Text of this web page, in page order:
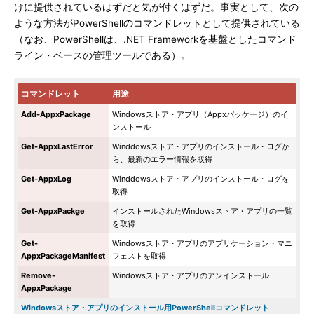
けに提供されているはずだと気が付くはずだ。事実として、次の
ような方法がPowerShellのコマンドレットとして提供されている
（なお、PowerShellは、.NET Frameworkを基盤としたコマンド
ライン・ベースの管理ツールである）。
コマンドレット 用途
Add-AppxPackage
Windowsストア・アプリ（Appxパッケージ）のイ
ンストール
Get-AppxLastError
Winddowsストア・アプリのインストール・ログか
ら、最新のエラー情報を取得
Get-AppxLog
Winddowsストア・アプリのインストール・ログを
取得
Get-AppxPackge
インストールされたWindowsストア・アプリの一覧
を取得
Get-
AppxPackageManifest
Windowsストア・アプリのアプリケーション・マニ
フェストを取得
Remove-
AppxPackage
Windowsストア・アプリのアンインストール
Windowsストア・アプリのインストール用PowerShellコマンドレット